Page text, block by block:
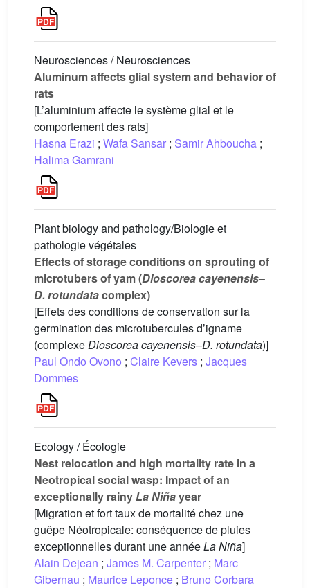
Neurosciences / Neurosciences
Aluminum affects glial system and behavior of
rats
[L’aluminium affecte le système glial et le
comportement des rats]
Hasna Erazi ; Wafa Sansar ; Samir Ahboucha ;
Halima Gamrani
Plant biology and pathology/Biologie et
pathologie végétales
Effects of storage conditions on sprouting of
microtubers of yam (Dioscorea cayenensis–
D. rotundatacomplex)
[Effets des conditions de conservation sur la
germination des microtubercules d’igname
(complexeDioscorea cayenensis–D. rotundata)]
Paul Ondo Ovono ; Claire Kevers ; Jacques
Dommes
Ecology / Écologie
Nest relocation and high mortality rate in a
Neotropical social wasp: Impact of an
exceptionally rainyLa Niñayear
[Migration et fort taux de mortalité chez une
guêpe Néotropicale: conséquence de pluies
exceptionnelles durant une annéeLa Niña]
Alain Dejean ; James M. Carpenter ; Marc
Gibernau ; Maurice Leponce ; Bruno Corbara